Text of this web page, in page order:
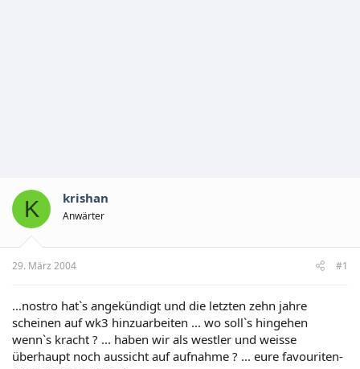
K krishan
Anwärter
29. März 2004 #1
...nostro hat`s angekündigt und die letzten zehn jahre
scheinen auf wk3 hinzuarbeiten ... wo soll`s hingehen
wenn`s kracht ? ... haben wir als westler und weisse
überhaupt noch aussicht auf aufnahme ? ... eure favouriten-